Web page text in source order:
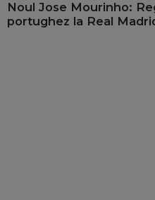
Noul Jose Mourinho:
portughez la Real